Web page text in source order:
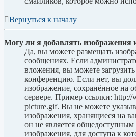
Вернуться к началу
Могу ли я добавлять изображения
Да, вы можете размещать
сообщениях. Если
вложения, вы можете
конференцию. Если нет, вы
изображение, сохранённое на
сервере. Пример ссылки: http://
picture.gif. Вы не можете
изображения, хранящиеся на
он не является
изображения, для доступа к